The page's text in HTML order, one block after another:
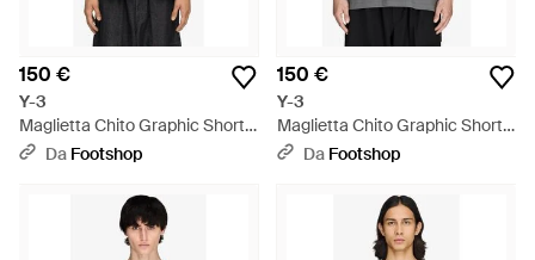
150 €
Y-3
Maglietta Chito Graphic Short
Sleeve Tee - Nero
Da Footshop
150 €
Y-3
Maglietta Chito Graphic Short
Sleeve Tee - Grigio
Da Footshop